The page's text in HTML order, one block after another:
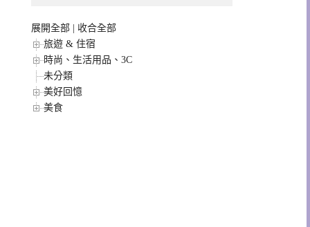
展開全部
收合全部
旅遊 & 住宿
時尚、生活用品、3C
未分類
美好回憶
美食